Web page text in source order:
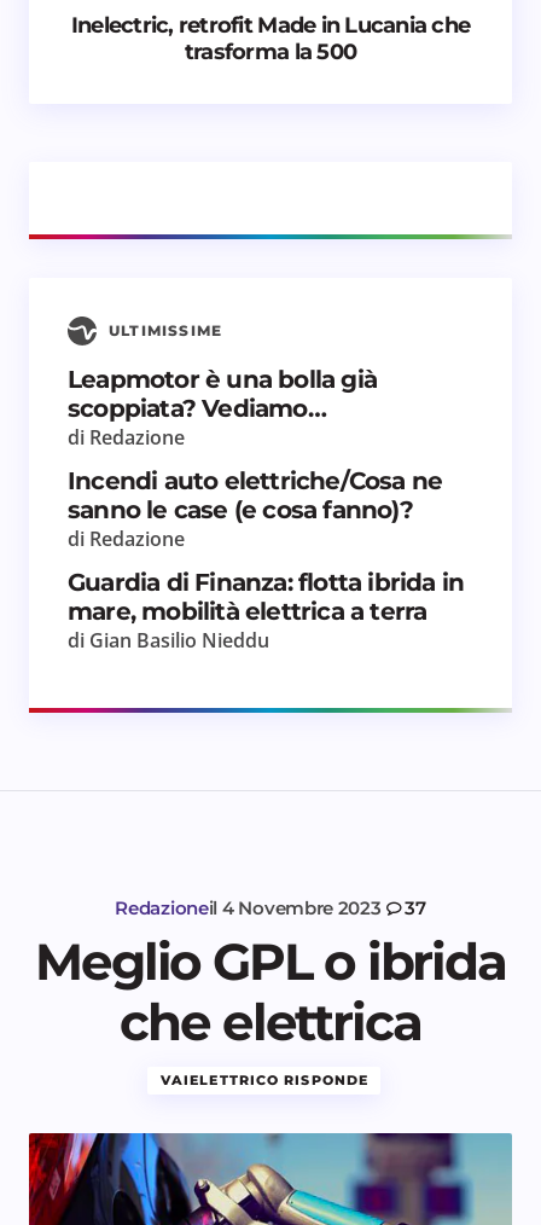
per il prossimo commento.
Inelectric, retrofit Made in Lucania che
trasforma la 500
ULTIMISSIME
Leapmotor è una bolla già
scoppiata? Vediamo…
di Redazione
Incendi auto elettriche/Cosa ne
sanno le case (e cosa fanno)?
di Redazione
Guardia di Finanza: flotta ibrida in
mare, mobilità elettrica a terra
di Gian Basilio Nieddu
Redazioneil 4 Novembre 2023 37
Meglio GPL o ibrida
che elettrica
VAIELETTRICO RISPONDE